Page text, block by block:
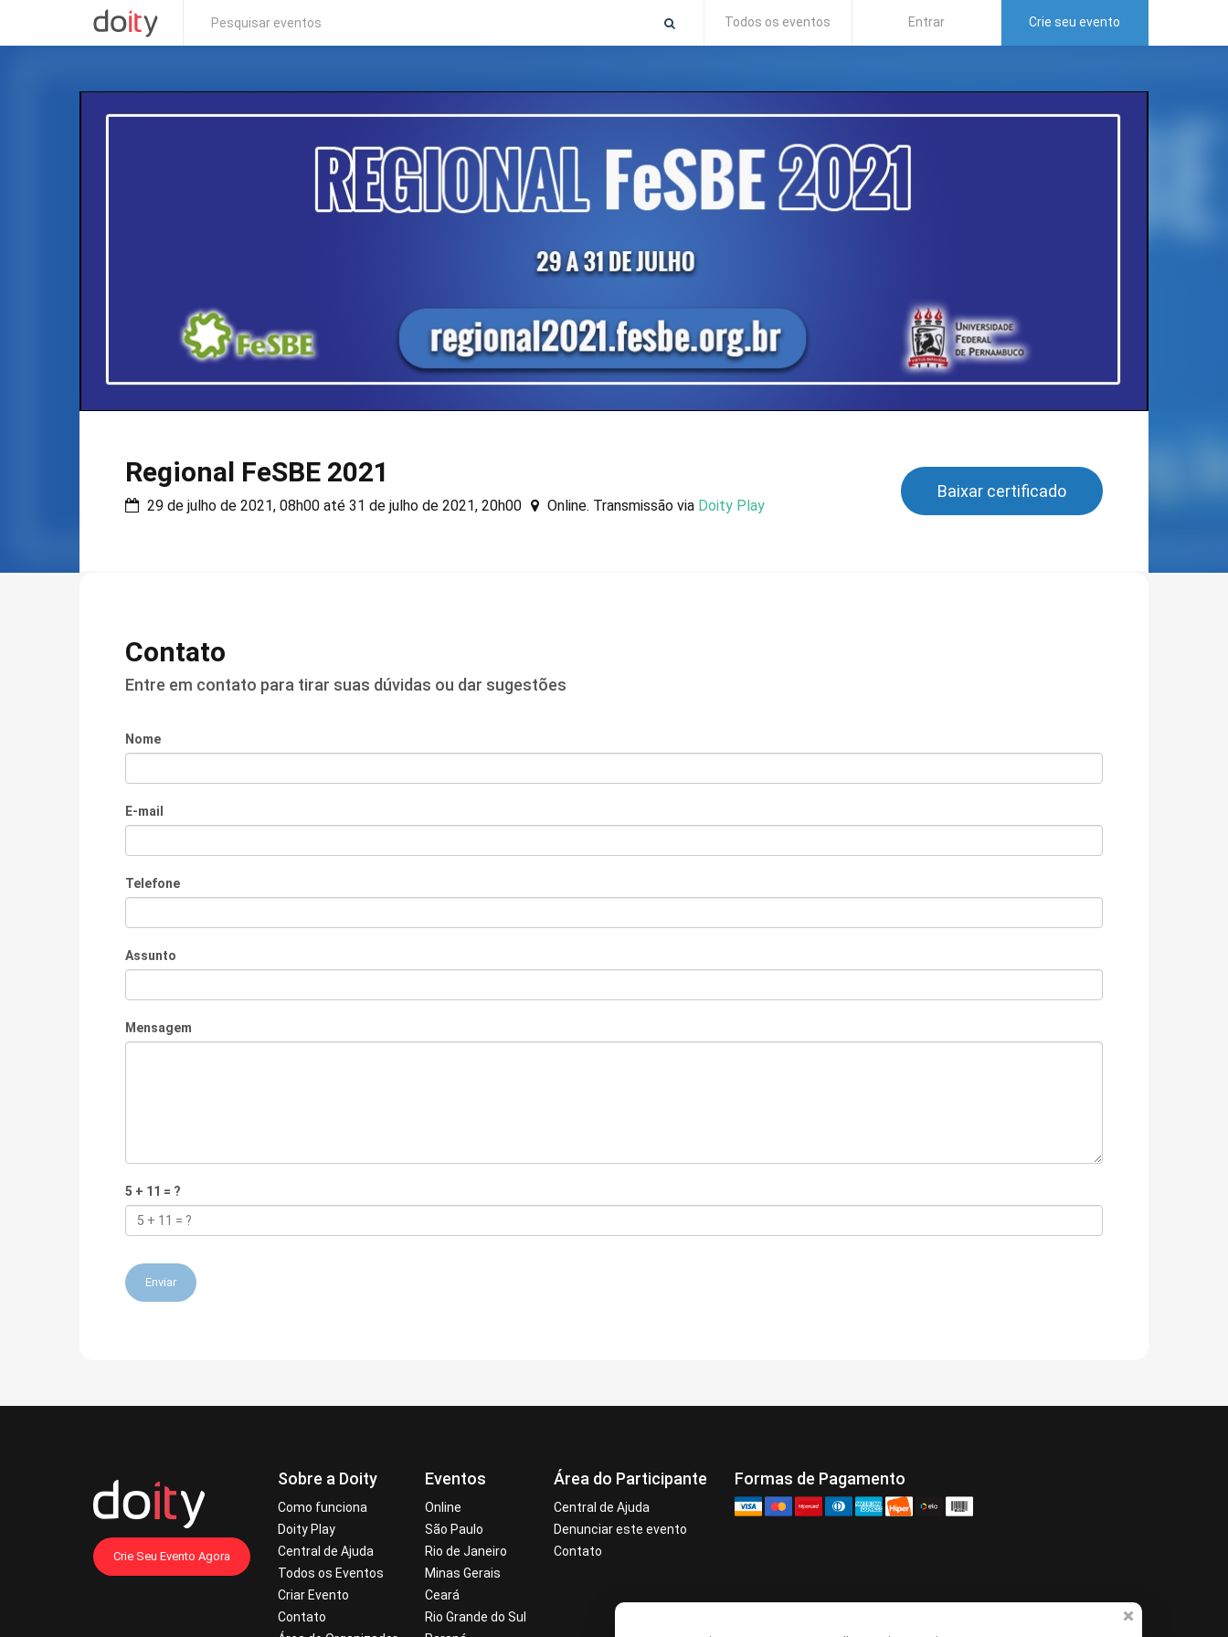
Todos os eventos Entrar Crie seu evento
Regional FeSBE 2021
29 de julho de 2021, 08h00 até 31 de julho de 2021, 20h00 Online. Transmissão via Doity Play
Baixar certificado
Contato
Entre em contato para tirar suas dúvidas ou dar sugestões
Nome
E-mail
Telefone
Assunto
Mensagem
5 + 11 = ?
Enviar
Crie Seu Evento Agora
Sobre a Doity
Como funciona
Doity Play
Central de Ajuda
Todos os Eventos
Criar Evento
Contato
Eventos
Online
São Paulo
Rio de Janeiro
Minas Gerais
Ceará
Rio Grande do Sul
Área do Participante
Central de Ajuda
Denunciar este evento
Contato
Formas de Pagamento